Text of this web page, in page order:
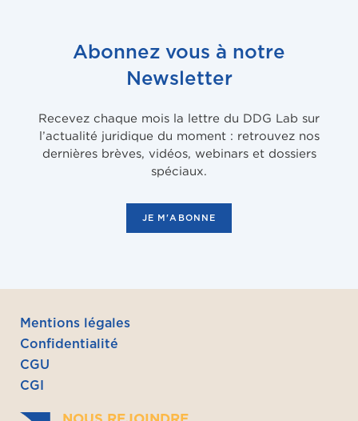
Abonnez vous à notre
Newsletter
Recevez chaque mois la lettre du DDG Lab sur
l’actualité juridique du moment : retrouvez nos
dernières brèves, vidéos, webinars et dossiers
spéciaux.
JE M'ABONNE
Mentions légales
Confidentialité
CGU
CGI